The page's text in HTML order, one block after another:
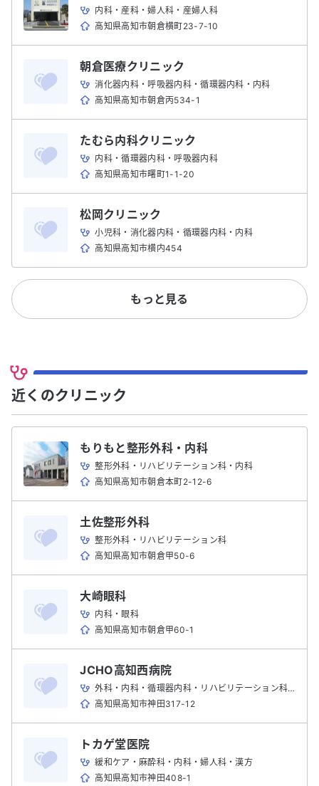
内科・産科・婦人科・産婦人科
高知県高知市朝倉横町23-7-10
朝倉医療クリニック
消化器内科・呼吸器内科・循環器内科・内科
高知県高知市朝倉丙534-1
たむら内科クリニック
内科・循環器内科・呼吸器内科
高知県高知市曙町1-1-20
松岡クリニック
小児科・消化器内科・循環器内科・内科
高知県高知市横内454
もっと見る
近くのクリニック
もりもと整形外科・内科
整形外科・リハビリテーション科・内科
高知県高知市朝倉本町2-12-6
土佐整形外科
整形外科・リハビリテーション科
高知県高知市朝倉甲50-6
大崎眼科
内科・眼科
高知県高知市朝倉甲60-1
JCHO高知西病院
外科・内科・循環器内科・リハビリテーション科・人工透析・放射線科・麻酔科・消化器内科・消化器外科・泌尿器科・腎臓内科・内分泌・代謝内科・整形外科・総合診療科・血液内科
高知県高知市神田317-12
トカゲ堂医院
緩和ケア・麻酔科・内科・婦人科・漢方
高知県高知市神田408-1